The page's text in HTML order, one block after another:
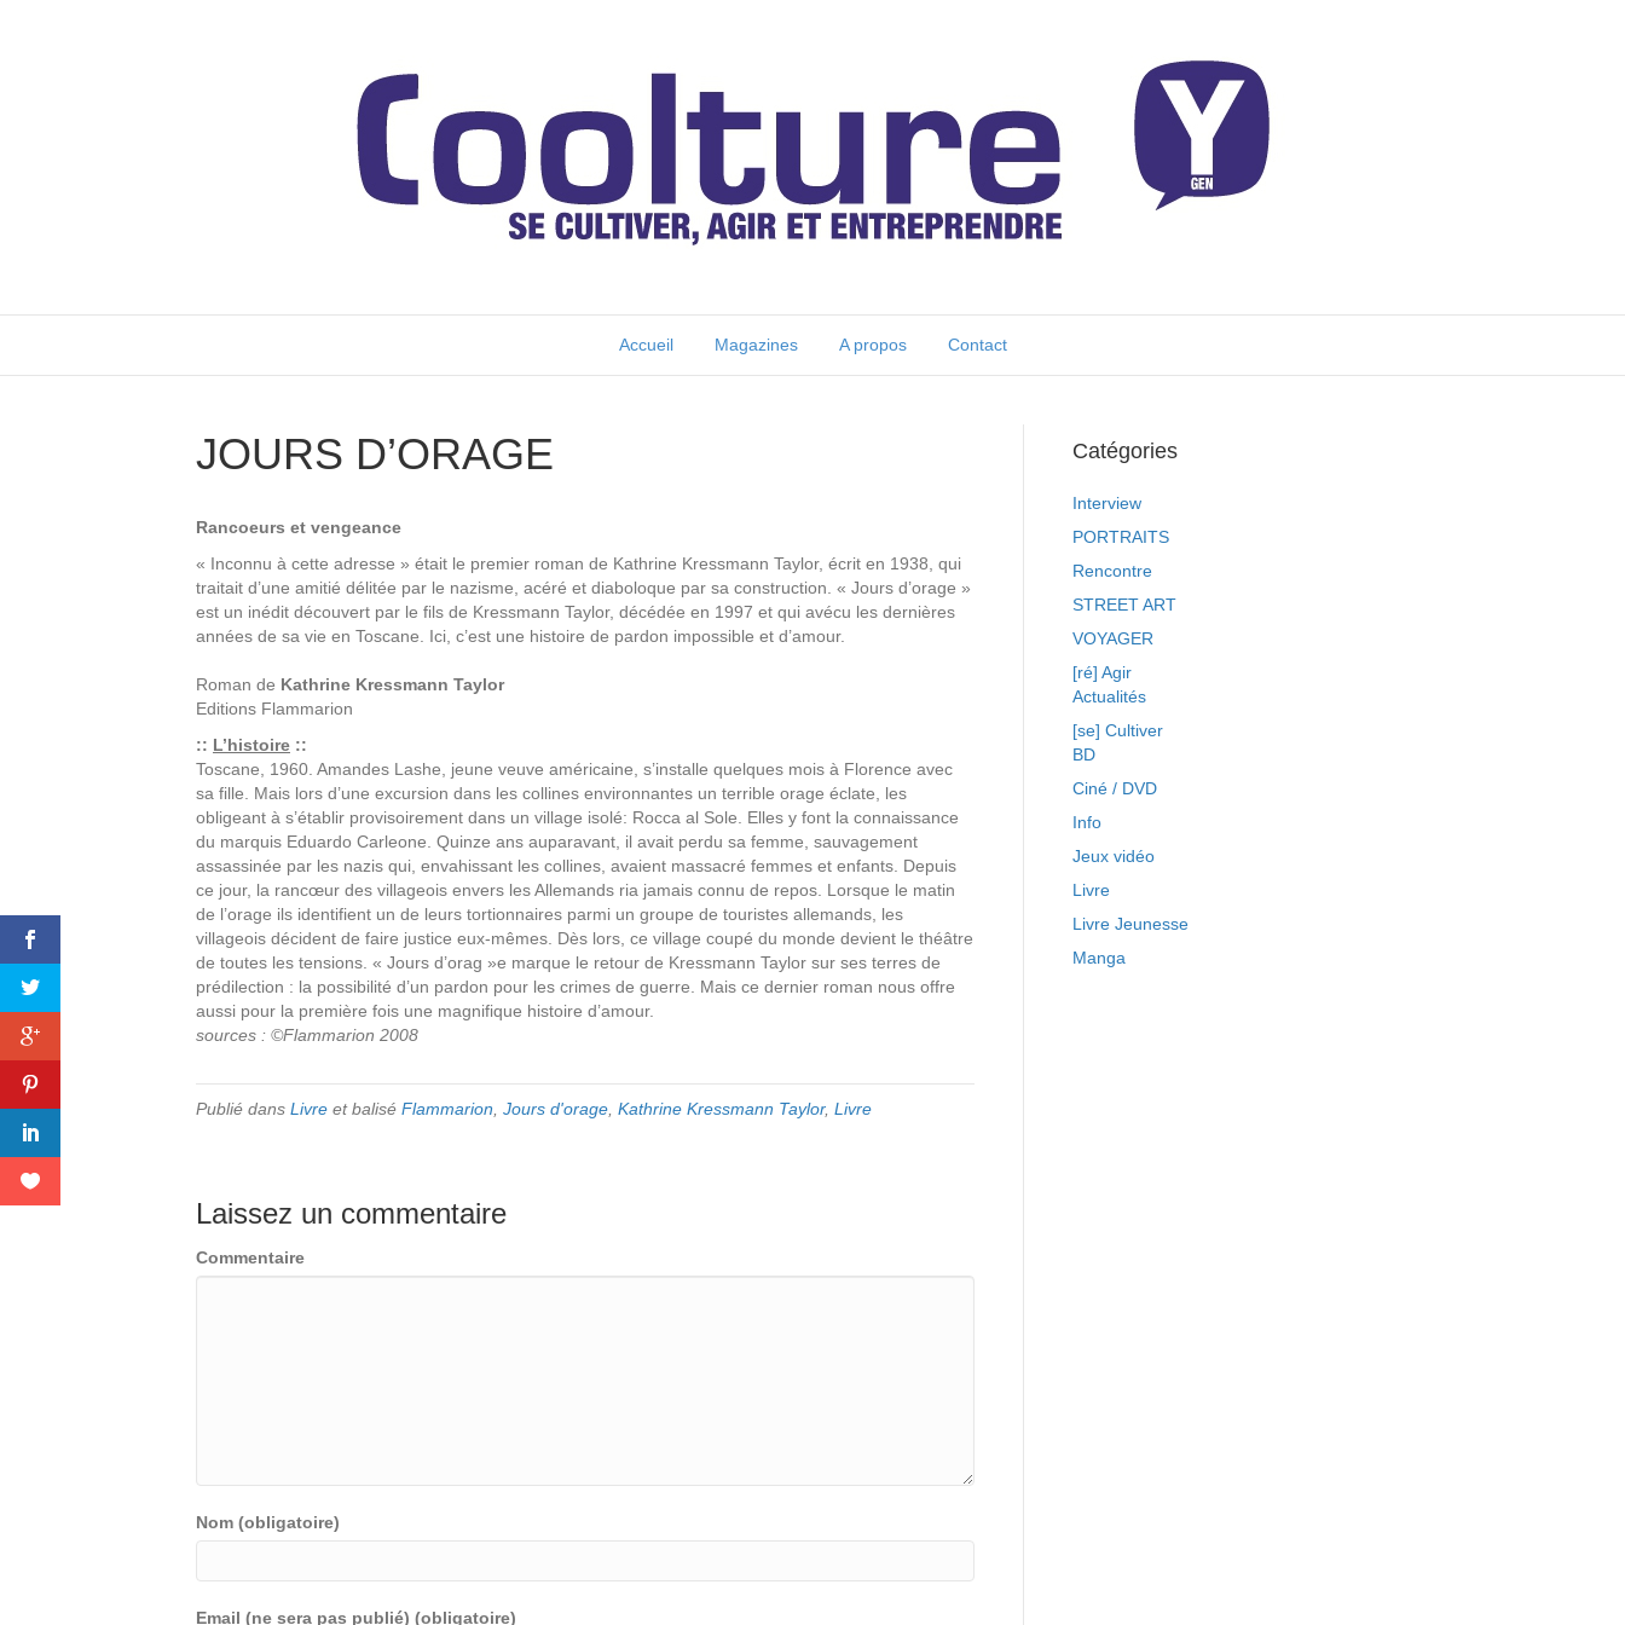
Accueil Magazines A propos Contact
JOURS D’ORAGE
Rancoeurs et vengeance
« Inconnu à cette adresse » était le premier roman de Kathrine Kressmann Taylor, écrit en 1938, qui
traitait d’une amitié délitée par le nazisme, acéré et diaboloque par sa construction. « Jours d’orage »
est un inédit découvert par le fils de Kressmann Taylor, décédée en 1997 et qui avécu les dernières
années de sa vie en Toscane. Ici, c’est une histoire de pardon impossible et d’amour.
Roman de Kathrine Kressmann Taylor
Editions Flammarion
:: L’histoire ::
Toscane, 1960. Amandes Lashe, jeune veuve américaine, s’installe quelques mois à Florence avec
sa fille. Mais lors d’une excursion dans les collines environnantes un terrible orage éclate, les
obligeant à s’établir provisoirement dans un village isolé: Rocca al Sole. Elles y font la connaissance
du marquis Eduardo Carleone. Quinze ans auparavant, il avait perdu sa femme, sauvagement
assassinée par les nazis qui, envahissant les collines, avaient massacré femmes et enfants. Depuis
ce jour, la rancœur des villageois envers les Allemands ria jamais connu de repos. Lorsque le matin
de l’orage ils identifient un de leurs tortionnaires parmi un groupe de touristes allemands, les
villageois décident de faire justice eux-mêmes. Dès lors, ce village coupé du monde devient le théâtre
de toutes les tensions. « Jours d’orag »e marque le retour de Kressmann Taylor sur ses terres de
prédilection : la possibilité d’un pardon pour les crimes de guerre. Mais ce dernier roman nous offre
aussi pour la première fois une magnifique histoire d’amour.
sources : ©Flammarion 2008
Publié dans Livre et balisé Flammarion Jours d'orage Kathrine Kressmann Taylor, Livre
Laissez un commentaire
Commentaire
Nom (obligatoire)
Email (ne sera pas publié) (obligatoire)
Catégories
Interview
PORTRAITS
Rencontre
STREET ART
VOYAGER
[ré] Agir
Actualités
[se] Cultiver
BD
Ciné / DVD
Info
Jeux vidéo
Livre
Livre Jeunesse
Manga